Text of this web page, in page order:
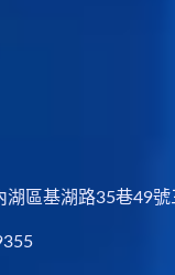
湖區基湖路35巷49號